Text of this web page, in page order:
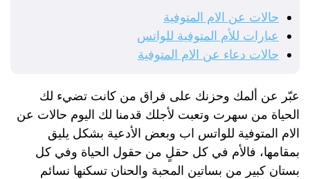
حالات عن الام المتوفية
عبارات للأم المتوفية للواتس
حالات دعاء عن الام المتوفية
عبّر عن ألمك وحزنك على فراق من كانت تضيء لك
الحياة من سهرت وتعبت لأجلك قدمنا لك اليوم حالات عن
الام المتوفية للواتس اب وبعض الأدعية بشكل يليق
بمقامها، فالأم في كل حقلٍ من حقول الحياة وفي كل
بستان كبير من بساتين المحبة والحنان تسكنها نسائم